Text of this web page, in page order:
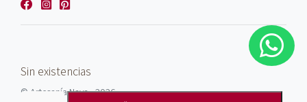
Sin existencias
© Artesanía Nava - 2026